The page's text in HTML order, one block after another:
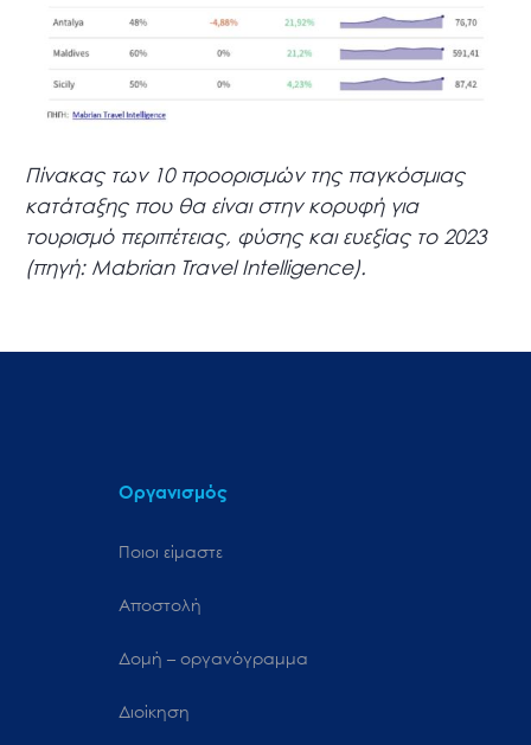
Πίνακας των 10 προορισμών της παγκόσμιας
κατάταξης που θα είναι στην κορυφή για
τουρισμό περιπέτειας, φύσης και ευεξίας το 2023
(πηγή: Mabrian Travel Intelligence).
Οργανισμός
Ποιοι είμαστε
Αποστολή
Δομή – οργανόγραμμα
Διοίκηση